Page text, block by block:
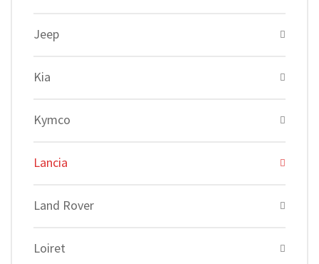
Jeep
Kia
Kymco
Lancia
Land Rover
Loiret